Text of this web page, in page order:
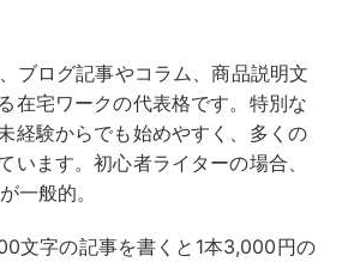
ブログ記事やコラム、商品説明文
在宅ワークの代表格です。 特別な
経験からでも始めやすく、多くの
います。初心者ライターの場合、
一般的。
文字の記事を書くと1本3,000円の